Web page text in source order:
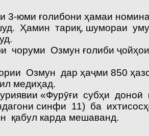
юми ғолибони ҳамаи
Ҳамин тариқ, шумораи
Озмун ғолиби
Озмун дар ҳаҷми 850
медиҳад.
«Фурӯғи субҳи доноӣ
синфи 11) ба
қабул карда мешаванд.